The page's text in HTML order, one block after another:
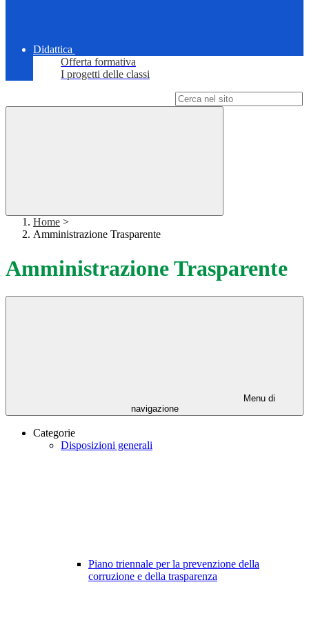
Didattica
Offerta formativa
I progetti delle classi
Home >
Amministrazione Trasparente
Amministrazione Trasparente
Menu di
navigazione
Categorie
Disposizioni generali
Piano triennale per la prevenzione della
corruzione e della trasparenza